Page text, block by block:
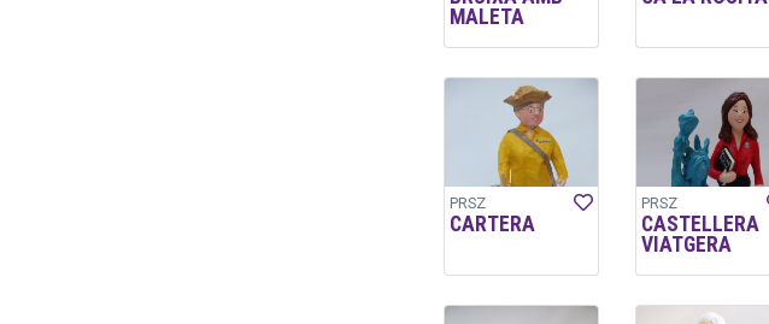
MALETA
PRSZ
CARTERA
PRSZ
CASTELLERA
VIATGERA